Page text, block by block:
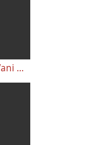
Mantra Yogastunde mit Vani Devi - Yoga Vidya Live Uhr 16:15 12.09.2020